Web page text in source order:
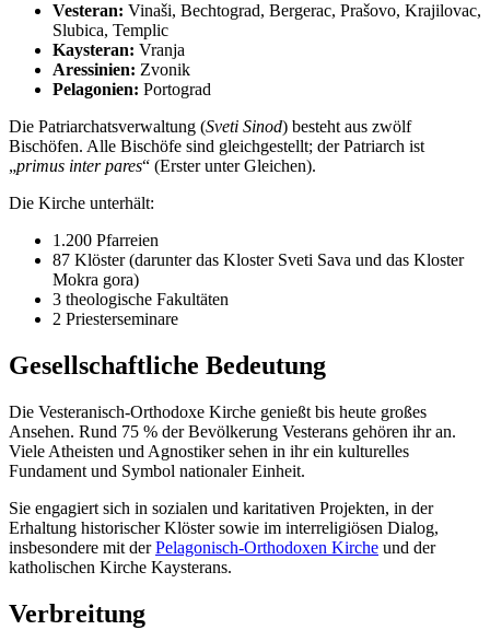
Vesteran: Vinaši, Bechtograd, Bergerac, Prašovo, Krajilovac,
Slubica, Templic
Kaysteran: Vranja
Aressinien: Zvonik
Pelagonien: Portograd
Die Patriarchatsverwaltung (Sveti Sinod) besteht aus zwölf
Bischöfen. Alle Bischöfe sind gleichgestellt; der Patriarch ist
„primus inter pares“ (Erster unter Gleichen).
Die Kirche unterhält:
1.200 Pfarreien
87 Klöster (darunter das Kloster Sveti Sava und das Kloster
Mokra gora)
3 theologische Fakultäten
2 Priesterseminare
Gesellschaftliche Bedeutung
Die Vesteranisch-Orthodoxe Kirche genießt bis heute großes
Ansehen. Rund 75 % der Bevölkerung Vesterans gehören ihr an.
Viele Atheisten und Agnostiker sehen in ihr ein kulturelles
Fundament und Symbol nationaler Einheit.
Sie engagiert sich in sozialen und karitativen Projekten, in der
Erhaltung historischer Klöster sowie im interreligiösen Dialog,
insbesondere mit derPelagonisch-Orthodoxen Kirche und der
katholischen Kirche Kaysterans.
Verbreitung